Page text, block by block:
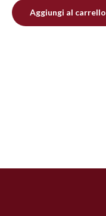
Aggiungi al carrello